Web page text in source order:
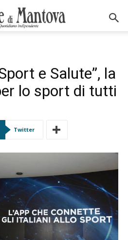
e Salute”, la
lo sport di tutti
Twitter